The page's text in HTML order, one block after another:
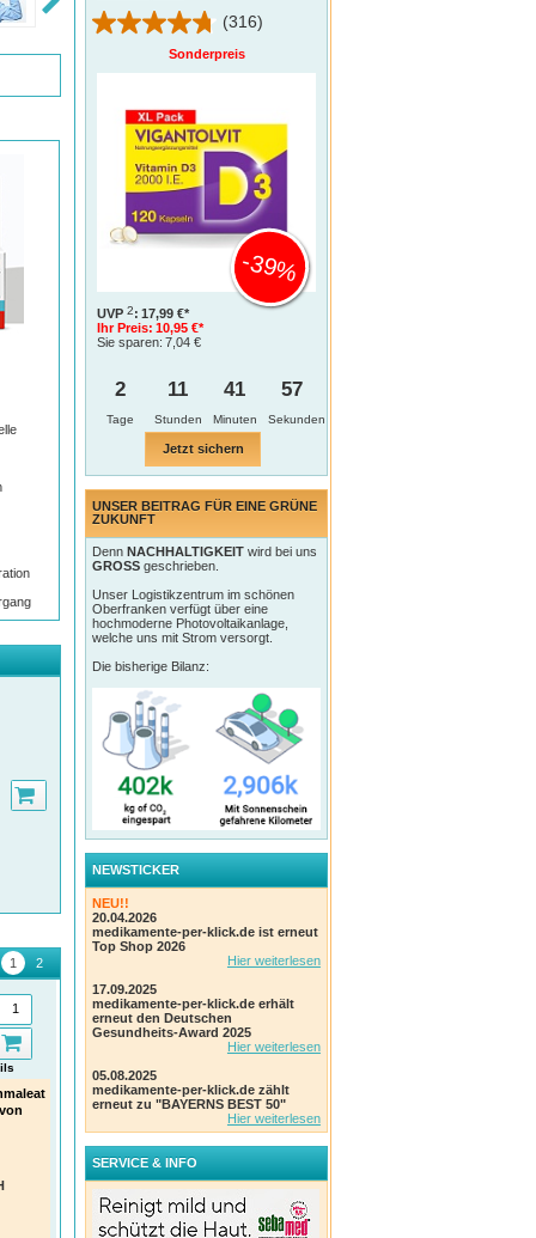
Allegra Allergietabletten -
schnell bei Heuschnupfen &
+ Gratis Lanyard
**Nur solange der Vorrat
reicht!!**
A. Nattermann & Cie GmbH
Einheit: 20 Stk Tabletten
: 18113489
Fenistil Kühl Roll-on,
Kosmetikum beruhigt bei
Insektenstichen
Kühlende Hautpflege für gereizte
Einheit:
PZN
(316)
Sonderpreis
UVP 2: 17,99 €*
Ihr Preis: 10,95 €*
Sie sparen: 7,04 €
-39%
2
Tage
11 41 56
Jetzt sichern
UNSER BEITRAG FÜR EINE GRÜNE
ZUKUNFT
Denn NACHHALTIGKEIT wird bei uns
GROSS geschrieben.
Unser Logistikzentrum im schönen
Oberfranken verfügt über eine
hochmoderne Photovoltaikanlage,
welche uns mit Strom versorgt.
Die bisherige Bilanz:
NEWSTICKER
NEU!!
20.04.2026
medikamente-per-klick.de ist erneut
Top Shop 2026
Hier weiterlesen
17.09.2025
medikamente-per-klick.de erhält
erneut den Deutschen
Gesundheits-Award 2025
Hier weiterlesen
05.08.2025
medikamente-per-klick.de zählt
erneut zu "BAYERNS BEST 50"
Hier weiterlesen
SERVICE & INFO